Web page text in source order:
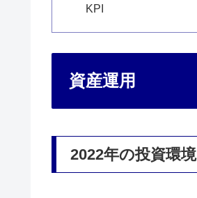
KPI
資産運用
2022年の投資環境